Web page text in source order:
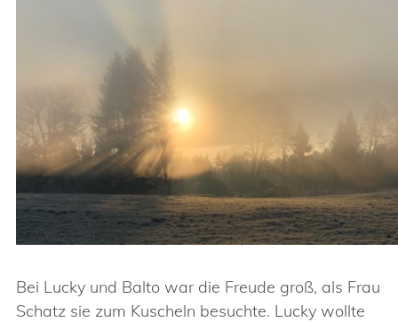
Bei Lucky und Balto war die Freude groß, als Frau
Schatz sie zum Kuscheln besuchte. Lucky wollte